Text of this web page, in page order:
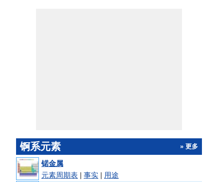
锕系元素 » 更多
锘金属
元素周期表 | 事实 | 用途